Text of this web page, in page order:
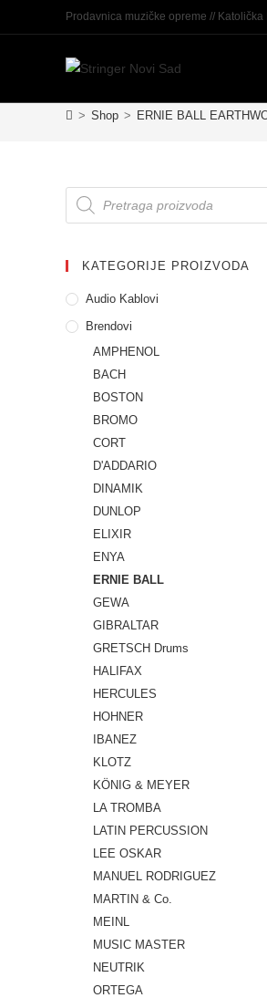
Prodavnica muzičke opreme //
> Shop > ERNIE BALL
KATEGORIJE PROIZVODA
Audio Kablovi
Brendovi
AMPHENOL
BACH
BOSTON
BROMO
CORT
D'ADDARIO
DINAMIK
DUNLOP
ELIXIR
ENYA
ERNIE BALL
GEWA
GIBRALTAR
GRETSCH Drums
HALIFAX
HERCULES
HOHNER
IBANEZ
KLOTZ
KÖNIG & MEYER
LA TROMBA
LATIN PERCUSSION
LEE OSKAR
MANUEL RODRIGUEZ
MARTIN & Co.
MEINL
MUSIC MASTER
NEUTRIK
ORTEGA